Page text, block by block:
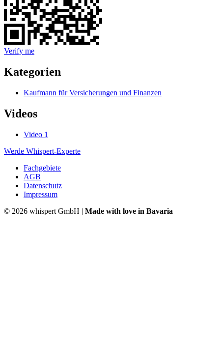
Verify me
Kategorien
Kaufmann für Versicherungen und Finanzen
Videos
Video 1
Werde Whispert-Experte
Fachgebiete
AGB
Datenschutz
Impressum
© 2026 whispert GmbH | Made with love in Bavaria